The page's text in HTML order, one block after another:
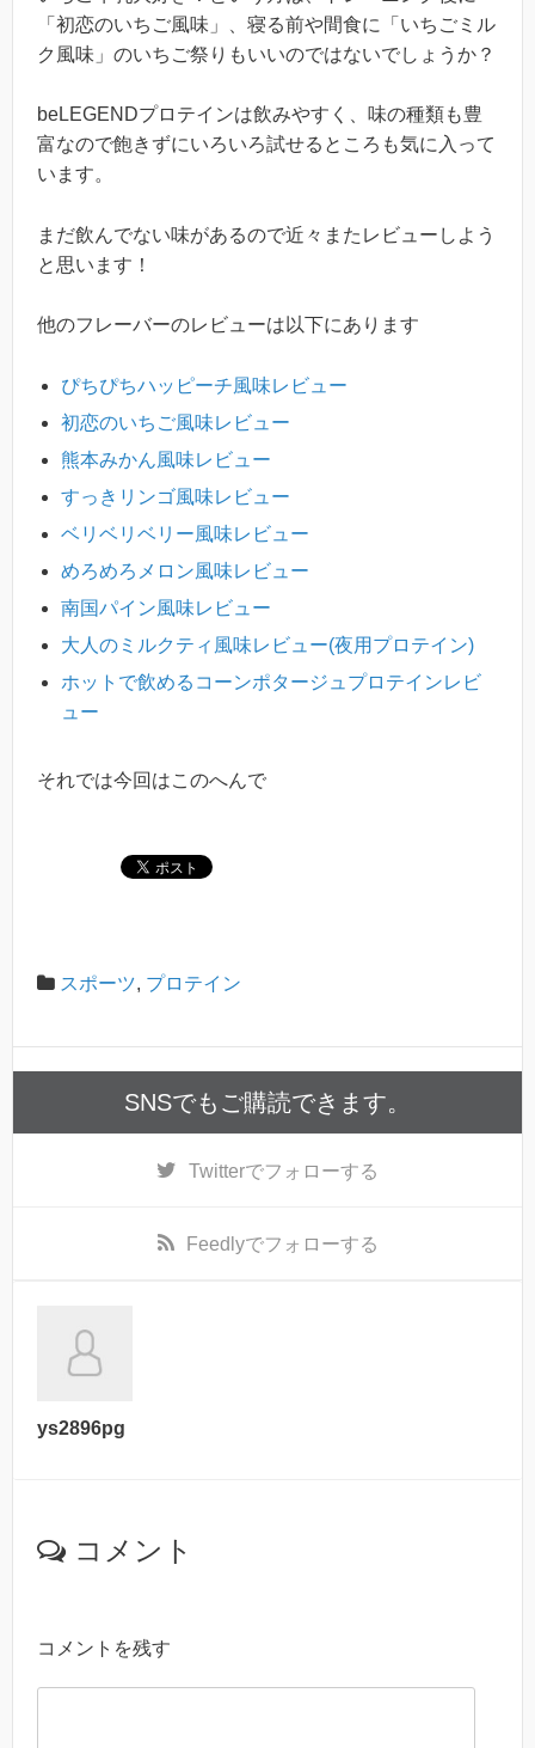
「初恋のいちご風味」、寝る前や間食に「いちごミル
ク風味」のいちご祭りもいいのではないでしょうか？
beLEGENDプロテインは飲みやすく、味の種類も豊
富なので飽きずにいろいろ試せるところも気に入って
います。
まだ飲んでない味があるので近々またレビューしよう
と思います！
他のフレーバーのレビューは以下にあります
ぴちぴちハッピーチ風味レビュー
初恋のいちご風味レビュー
熊本みかん風味レビュー
すっきリンゴ風味レビュー
ベリベリベリー風味レビュー
めろめろメロン風味レビュー
南国パイン風味レビュー
大人のミルクティ風味レビュー(夜用プロテイン)
ホットで飲めるコーンポタージュプロテインレビ
ュー
それでは今回はこのへんで
スポーツ, プロテイン
SNSでもご購読できます。
Twitterでフォローする
Feedlyでフォローする
ys2896pg
コメント
コメントを残す